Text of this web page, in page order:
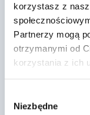
korzystasz z
Partnerzy mogą
otrzymanymi od
korzystania z ich
zgody
Niezbędne
Inne
drodze
Przez 2022-